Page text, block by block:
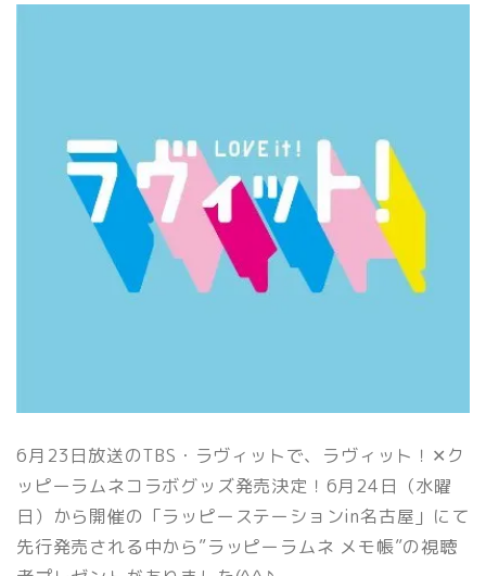
6月23日放送のTBS・ラヴィットで、ラヴィット！✕ク
ッピーラムネコラボグッズ発売決定！6月24日（水曜
日）から開催の「ラッピーステーションin名古屋」にて
先行発売される中から”ラッピーラムネ メモ帳”の視聴